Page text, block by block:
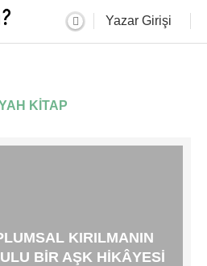
Yazar Girişi
KITAP
KIRILMANIN
BIR AŞK HIKÂYESI